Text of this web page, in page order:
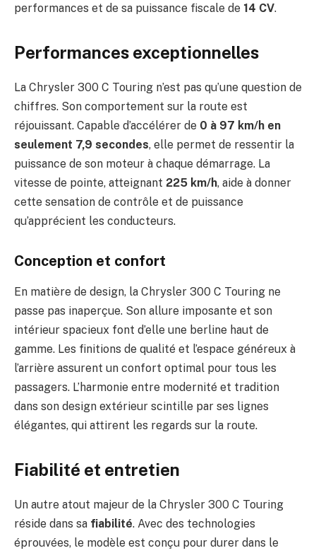
performances et de sa puissance fiscale de 14 CV.
Performances exceptionnelles
La Chrysler 300 C Touring n’est pas qu’une question de
chiffres. Son comportement sur la route est
réjouissant. Capable d’accélérer de 0 à 97 km/h en
seulement 7,9 secondes, elle permet de ressentir la
puissance de son moteur à chaque démarrage. La
vitesse de pointe, atteignant 225 km/h, aide à donner
cette sensation de contrôle et de puissance
qu’apprécient les conducteurs.
Conception et confort
En matière de design, la Chrysler 300 C Touring ne
passe pas inaperçue. Son allure imposante et son
intérieur spacieux font d’elle une berline haut de
gamme. Les finitions de qualité et l’espace généreux à
l’arrière assurent un confort optimal pour tous les
passagers. L’harmonie entre modernité et tradition
dans son design extérieur scintille par ses lignes
élégantes, qui attirent les regards sur la route.
Fiabilité et entretien
Un autre atout majeur de la Chrysler 300 C Touring
réside dans sa fiabilité. Avec des technologies
éprouvées, le modèle est conçu pour durer dans le